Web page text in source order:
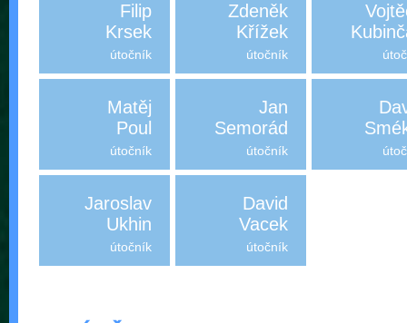
Filip
Krsek
útočník
Zdeněk
Křížek
útočník
Matěj
Poul
útočník
Jan
Semorád
útočník
Jaroslav
Ukhin
útočník
David
Vacek
útočník